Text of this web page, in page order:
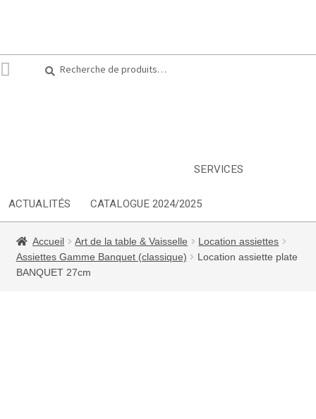
pour :
SERVICES
ACTUALITÉS CATALOGUE 2024/2025
Accueil Art de la table & Vaisselle
Location assiettes
Assiettes Gamme Banquet (classique)
Location assiette plate
BANQUET 27cm